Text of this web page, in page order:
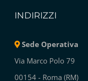
INDIRIZZI
Sede Operativa
Via Marco Polo 79